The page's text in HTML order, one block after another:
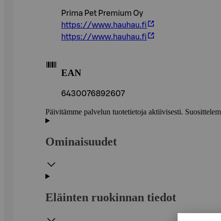
Prima Pet Premium Oy
https://www.hauhau.fi
https://www.hauhau.fi
EAN
6430076892607
Päivitämme palvelun tuotetietoja aktiivisesti.
Ominaisuudet
Eläinten ruokinnan tiedot